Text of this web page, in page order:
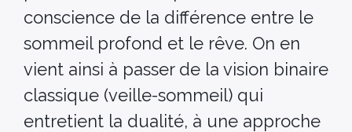
conscience de la différence entre le
sommeil profond et le rêve. On en
vient ainsi à passer de la vision binaire
classique (veille-sommeil) qui
entretient la dualité, à une approche